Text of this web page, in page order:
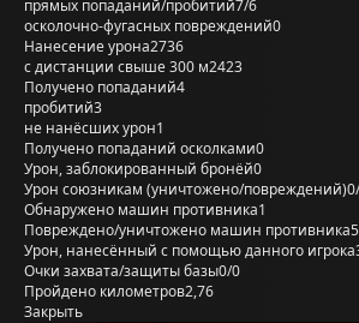
прямых попаданий/пробитий7/6
осколочно-фугасных повреждений0
Нанесение урона2736
с дистанции свыше 300 м2423
Получено попаданий4
пробитий3
не нанёсших урон1
Получено попаданий осколками0
Урон, заблокированный бронёй0
Урон союзникам (уничтожено/повреждений)
Обнаружено машин противника1
Повреждено/уничтожено машин противника
Урон, нанесённый с помощью данного игрока
Очки захвата/защиты базы0/0
Пройдено километров2,76
Закрыть